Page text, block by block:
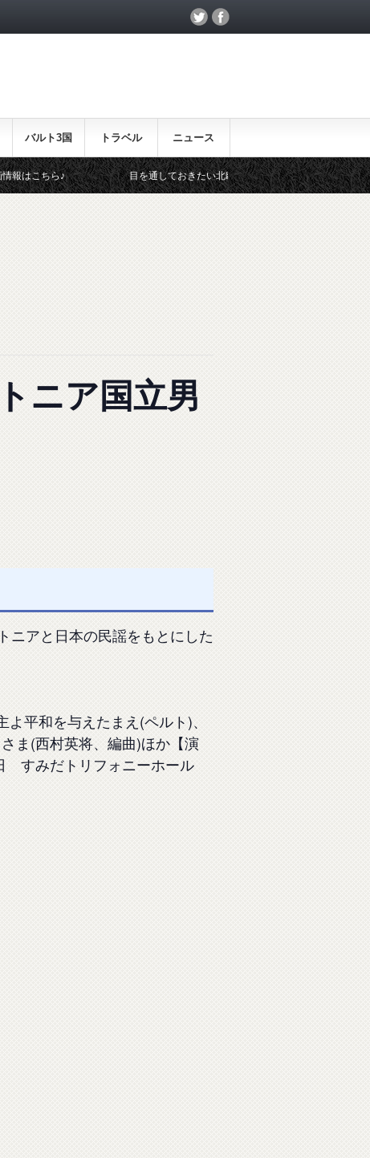
バルト3国 トラベル ニュース
ら♪ 目を通しておきたい北欧関連のイベント！ 北欧ら
ニア国立男
ニアと日本の民謡をもとにした
平和を与えたまえ(ペルト)、
ま(西村英将、編曲)ほか【演
すみだトリフォニーホール